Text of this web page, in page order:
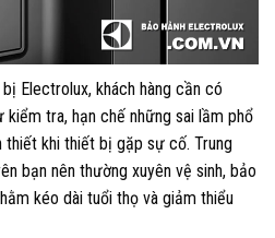
Electrolux, khách hàng cần có
tra, hạn chế những sai lầm phổ
khi thiết bị gặp sự cố. Trung
bạn nên thường xuyên vệ sinh, bảo
kéo dài tuổi thọ và giảm thiểu